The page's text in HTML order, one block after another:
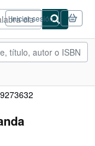
Iniciar sesión